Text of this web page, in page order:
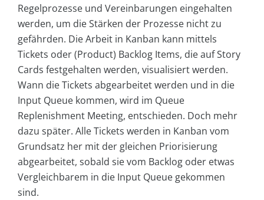
Regelprozesse und Vereinbarungen eingehalten
werden, um die Stärken der Prozesse nicht zu
gefährden. Die Arbeit in Kanban kann mittels
Tickets oder (Product) Backlog Items, die auf Story
Cards festgehalten werden, visualisiert werden.
Wann die Tickets abgearbeitet werden und in die
Input Queue kommen, wird im Queue
Replenishment Meeting, entschieden. Doch mehr
dazu später. Alle Tickets werden in Kanban vom
Grundsatz her mit der gleichen Priorisierung
abgearbeitet, sobald sie vom Backlog oder etwas
Vergleichbarem in die Input Queue gekommen
sind.